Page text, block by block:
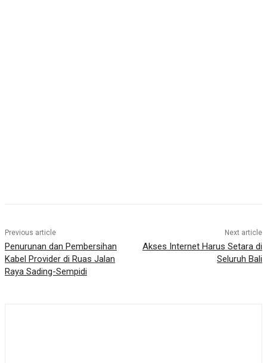
Previous article
Penurunan dan Pembersihan
Kabel Provider di Ruas Jalan
Raya Sading-Sempidi
Next article
Akses Internet Harus Setara di
Seluruh Bali